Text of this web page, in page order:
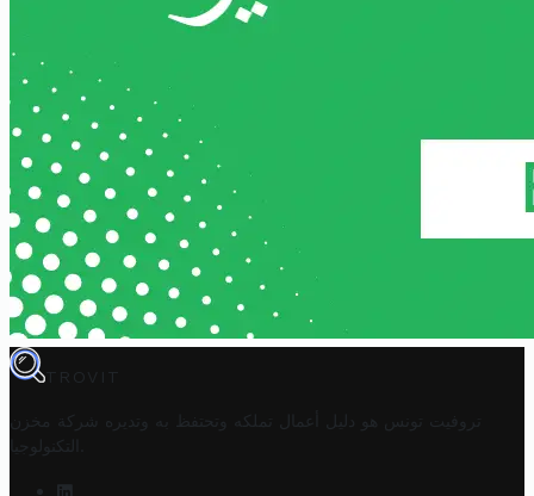
TROVIT
تروفيت تونس هو دليل أعمال تملكه وتحتفظ به وتديره
شركة مخزن
التكنولوجيا